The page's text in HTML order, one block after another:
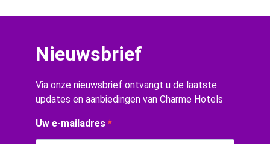
Nieuwsbrief
Via onze nieuwsbrief ontvangt u de laatste
updates en aanbiedingen van Charme Hotels
Uw e-mailadres